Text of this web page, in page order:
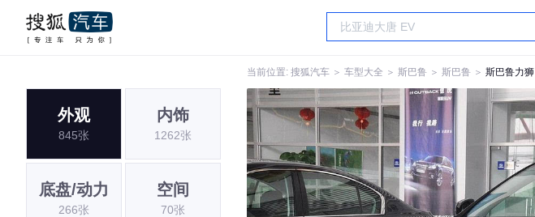
当前位置: 搜狐汽车 ＞ 车型大全 ＞ 斯巴鲁 ＞ 斯巴鲁 ＞ 斯巴鲁力狮
外观
845张
内饰
1262张
底盘/动力
266张
空间
70张